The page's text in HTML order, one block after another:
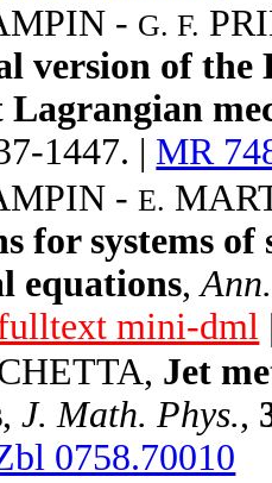
- G. F.
version of
Lagrangian
1447. | MR
-E.
for systems
equations,
mini-dml
, Jet
,J. Math. Phys.,
0758.70010